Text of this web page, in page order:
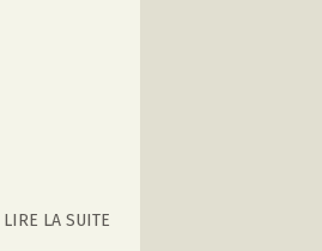
LIRE LA SUITE